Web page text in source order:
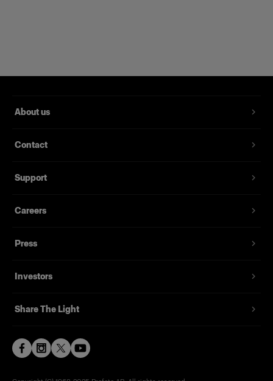
About us
Contact
Support
Careers
Press
Investors
Share The Light